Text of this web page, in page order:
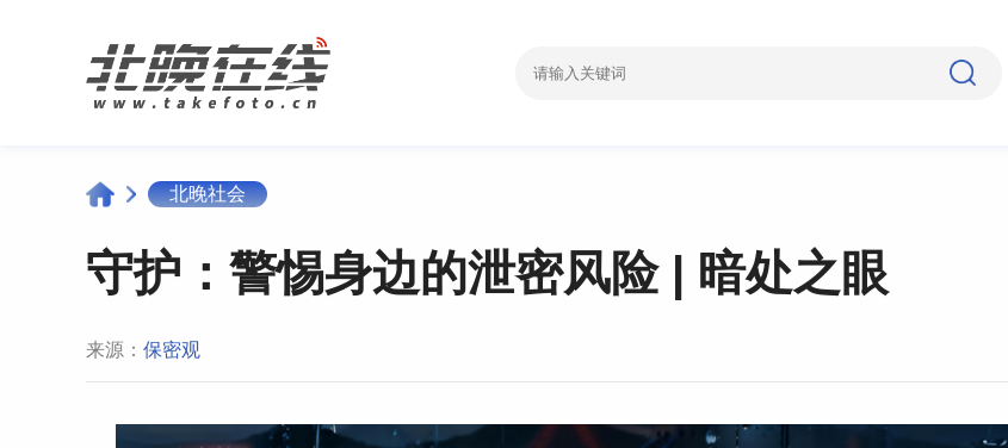
北晚社会
守护：警惕身边的泄密风险 | 暗处之眼
来源： 保密观